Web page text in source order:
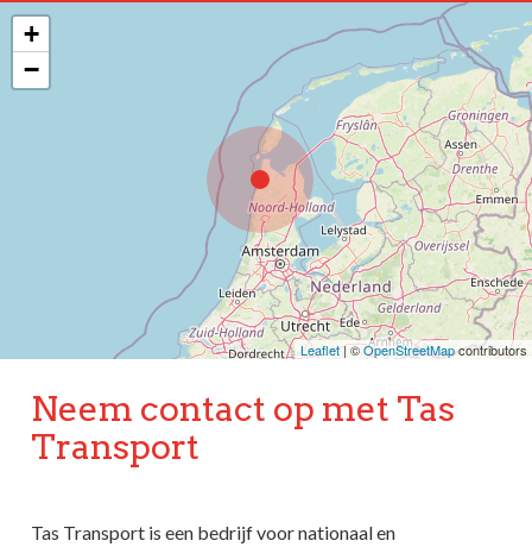
+
−
Leaflet| ©OpenStreetMapcontributors
Neem contact op met Tas
Transport
Tas Transport is een bedrijf voor nationaal en